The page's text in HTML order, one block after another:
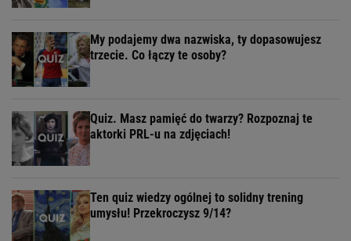
My podajemy dwa nazwiska, ty dopasowujesz
trzecie. Co łączy te osoby?
Quiz. Masz pamięć do twarzy? Rozpoznaj te
aktorki PRL-u na zdjęciach!
Ten quiz wiedzy ogólnej to solidny trening
umysłu! Przekroczysz 9/14?